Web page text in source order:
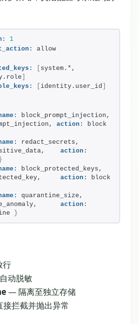
1
allow
system.*,
identity.user_id
action:
action:
}
action:
action:
}
动脱敏
— 隔离至独立存储
拦截并抛出异常